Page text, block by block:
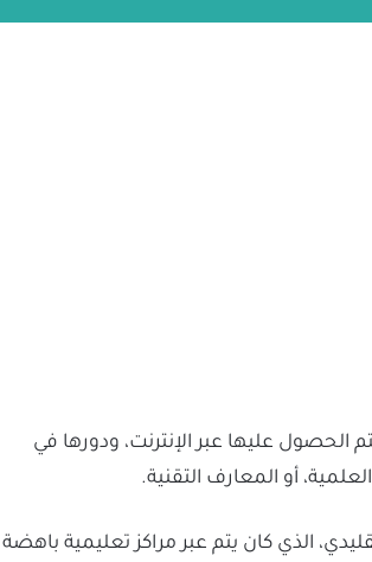
الحصول عليها عبر الإنترنت، ودورها في
أو المعارف التقنية.
الذي كان يتم عبر مراكز تعليمية باهضة